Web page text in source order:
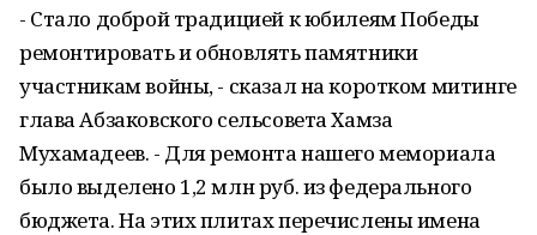
- Стало доброй традицией к юбилеям Победы
ремонтировать и обновлять памятники
участникам войны, - сказал на коротком митинге
глава Абзаковского сельсовета Хамза
Мухамадеев. - Для ремонта нашего мемориала
было выделено 1,2 млн руб. из федерального
бюджета. На этих плитах перечислены имена